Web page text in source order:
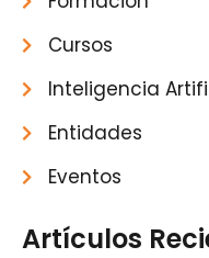
Artículos
Cursos
Inteligencia
Entidades
Eventos